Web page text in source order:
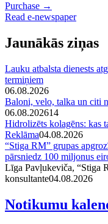
Purchase →
Read e-newspaper
Jaunākās ziņas
Lauku atbalsta dienests
termiņiem
06.08.2026
Baloni, velo, talka un citi
06.08.202614
Hidrolizēts kolagēns: kas
Reklāma04.08.2026
“Stiga RM” grupas
pārsniedz 100 miljonus
Līga Pavļukeviča, “Stiga
konsultante04.08.2026
Notikumu